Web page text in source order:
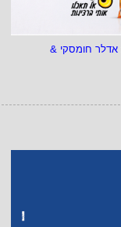
אדלר חומסקי &